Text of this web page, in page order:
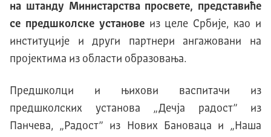
на штанду Министарства просвете, представиће
се предшколске установеиз целе Србије, као и
институције и други партнери ангажовани на
пројектима из области образовања.
Предшколци и њихови васпитачи из
предшколских установа „Дечја радост” из
Панчева, „Радост” из Нових Бановаца и „Наша